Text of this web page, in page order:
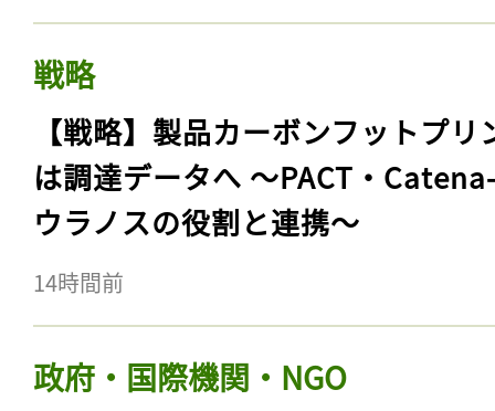
戦略
【戦略】製品カーボンフットプリ
は調達データへ 〜PACT・
ウラノスの役割と連携〜
14時間前
政府・国際機関・NGO